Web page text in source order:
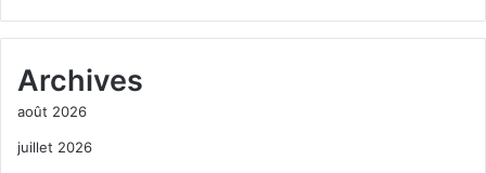
Archives
août 2026
juillet 2026